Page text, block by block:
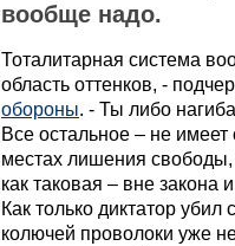
вообще надо.
Тоталитарная система
область оттенков, -
обороны. - Ты либо
Все остальное – не
местах лишения свободы,
как таковая – вне
Как только диктатор убил
колючей проволоки уже